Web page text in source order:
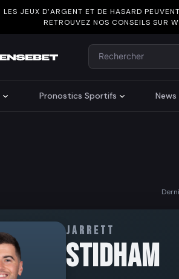
LES JEUX D’ARGENT ET DE HASARD
RETROUVEZ NOS CONSEILS SUR
Rechercher
Pronostics Sportifs News
JARRETT
STIDHAM